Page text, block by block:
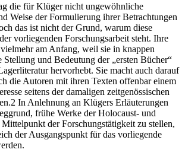
die für Klüger nicht ungewöhnliche
Weise der Formulierung ihrer Betrachtungen
das ist nicht der Grund, warum diese
vorliegenden Forschungsarbeit steht. Ihre
am Anfang, weil sie in knappen
Stellung und Bedeutung der „ersten Bücher“
hervorhebt. Sie macht auch darauf
die Autoren mit ihren Texten offenbar einem
seitens der damaligen zeitgenössischen
2 In Anlehnung an Klügers Erläuterungen
frühe Werke der Holocaust- und
der Forschungstätigkeit zu stellen,
der Ausgangspunkt für das vorliegende